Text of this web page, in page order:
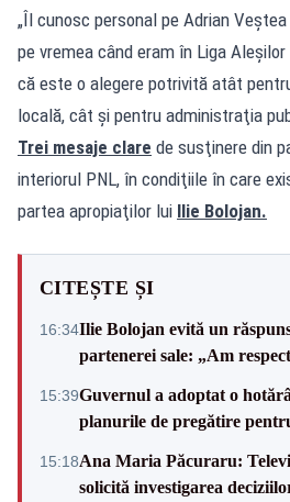
„Îl cunosc personal pe Adrian
pe vremea când eram în Liga
că este o alegere potrivită atât
locală, cât şi pentru administraţia
Trei mesaje clare de susţinere din
interiorul PNL, în condiţiile în care
partea apropiaţilor lui Ilie Bolojan.
CITEȘTE ȘI
16:34Ilie Bolojan evită un
partenerei sale: „Am
15:39Guvernul a adoptat o
planurile de pregătire
15:18Ana Maria Păcuraru:
solicită investigarea